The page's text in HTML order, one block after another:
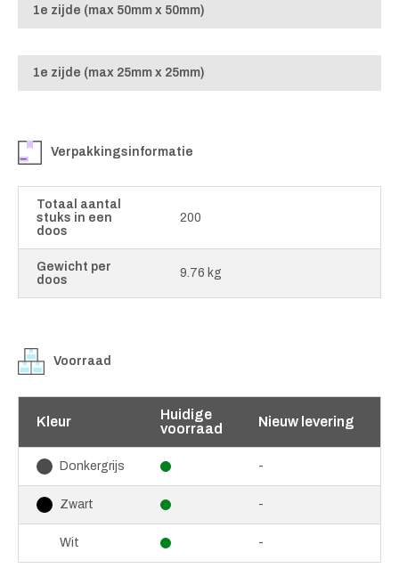
1e zijde (max 50mm x 50mm)
1e zijde (max 25mm x 25mm)
Verpakkingsinformatie
Totaal aantal
stuks in een
doos
200
Gewicht per
doos
9.76 kg
Voorraad
Kleur
Huidige
voorraad
Nieuw levering
Donkergrijs -
Zwart -
Wit -